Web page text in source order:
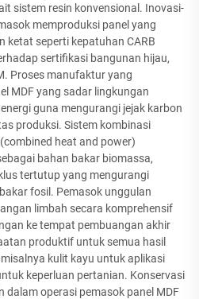
sistem resin konvensional. Inovasi-
memproduksi panel yang
ketat seperti kepatuhan CARB
sertifikasi bangunan hijau,
Proses manufaktur yang
MDF yang sadar lingkungan
guna mengurangi jejak karbon
produksi. Sistem kombinasi
heat and power)
bahan bakar biomassa,
tertutup yang mengurangi
fosil. Pemasok unggulan
limbah secara komprehensif
ke tempat pembuangan akhir
produktif untuk semua hasil
kulit kayu untuk aplikasi
keperluan pertanian. Konservasi
dalam operasi pemasok panel MDF